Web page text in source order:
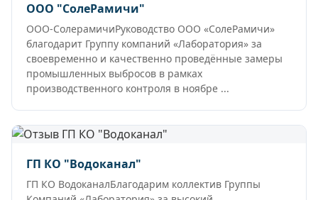
ООО "СолеРамичи"
ООО-СолерамичиРуководство ООО «СолеРамичи»
благодарит Группу компаний «Лаборатория» за
своевременно и качественно проведённые замеры
промышленных выбросов в рамках
производственного контроля в ноябре ...
ГП КО "Водоканал"
ГП КО ВодоканалБлагодарим коллектив Группы